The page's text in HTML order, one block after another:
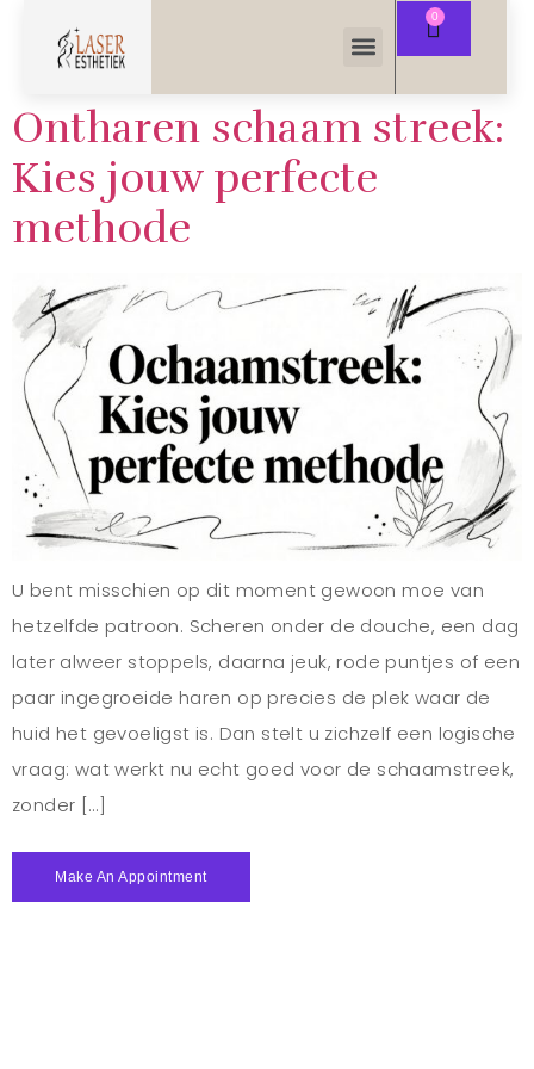
Ontharen schaam streek:
Kies jouw perfecte
methode
U bent misschien op dit moment gewoon moe van
hetzelfde patroon. Scheren onder de douche, een dag
later alweer stoppels, daarna jeuk, rode puntjes of een
paar ingegroeide haren op precies de plek waar de
huid het gevoeligst is. Dan stelt u zichzelf een logische
vraag: wat werkt nu echt goed voor de schaamstreek,
zonder […]
Make An Appointment